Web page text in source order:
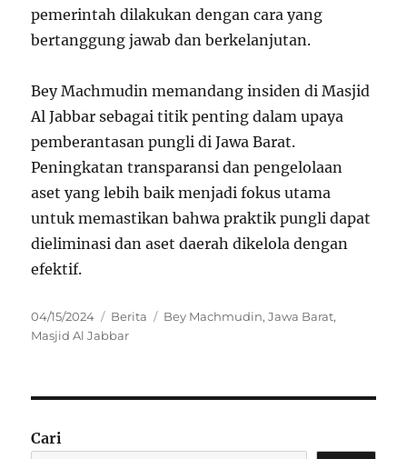
pemerintah dilakukan dengan cara yang
bertanggung jawab dan berkelanjutan.
Bey Machmudin memandang insiden di Masjid
Al Jabbar sebagai titik penting dalam upaya
pemberantasan pungli di Jawa Barat.
Peningkatan transparansi dan pengelolaan
aset yang lebih baik menjadi fokus utama
untuk memastikan bahwa praktik pungli dapat
dieliminasi dan aset daerah dikelola dengan
efektif.
Posted
on
04/15/2024 Categories
Berita Tags
Bey Machmudin,Jawa Barat,
Masjid Al Jabbar
Cari